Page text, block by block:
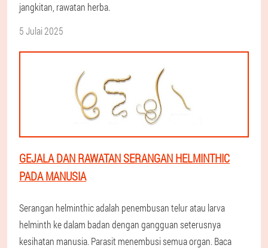
jangkitan, rawatan herba.
5 Julai 2025
GEJALA DAN RAWATAN SERANGAN HELMINTHIC
PADA MANUSIA
Serangan helminthic adalah penembusan telur atau larva
helminth ke dalam badan dengan gangguan seterusnya
kesihatan manusia. Parasit menembusi semua organ. Baca